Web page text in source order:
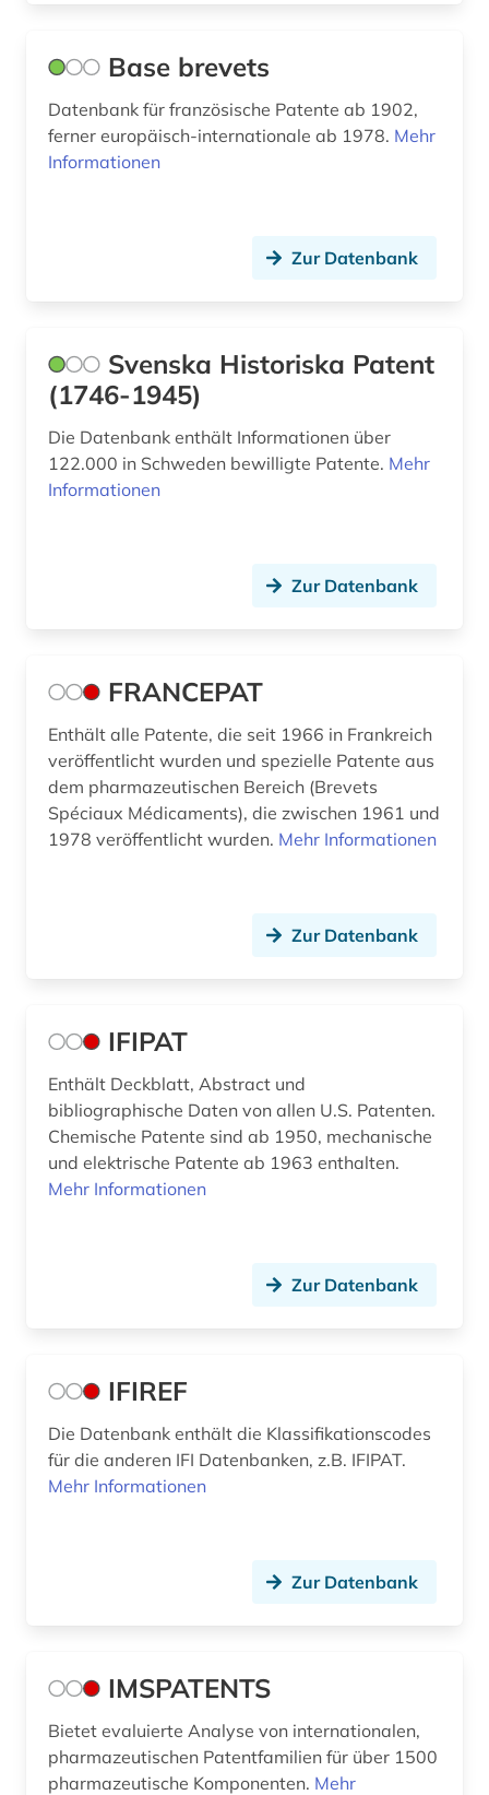
Base brevets
Datenbank für französische Patente ab 1902,
ferner europäisch-internationale ab 1978. Mehr
Informationen
Zur Datenbank
Svenska Historiska Patent
(1746-1945)
Die Datenbank enthält Informationen über
122.000 in Schweden bewilligte Patente. Mehr
Informationen
Zur Datenbank
FRANCEPAT
Enthält alle Patente, die seit 1966 in Frankreich
veröffentlicht wurden und spezielle Patente aus
dem pharmazeutischen Bereich (Brevets
Spéciaux Médicaments), die zwischen 1961 und
1978 veröffentlicht wurden. Mehr Informationen
Zur Datenbank
IFIPAT
Enthält Deckblatt, Abstract und
bibliographische Daten von allen U.S. Patenten.
Chemische Patente sind ab 1950, mechanische
und elektrische Patente ab 1963 enthalten.
Mehr Informationen
Zur Datenbank
IFIREF
Die Datenbank enthält die Klassifikationscodes
für die anderen IFI Datenbanken, z.B. IFIPAT.
Mehr Informationen
Zur Datenbank
IMSPATENTS
Bietet evaluierte Analyse von internationalen,
pharmazeutischen Patentfamilien für über 1500
pharmazeutische Komponenten. Mehr